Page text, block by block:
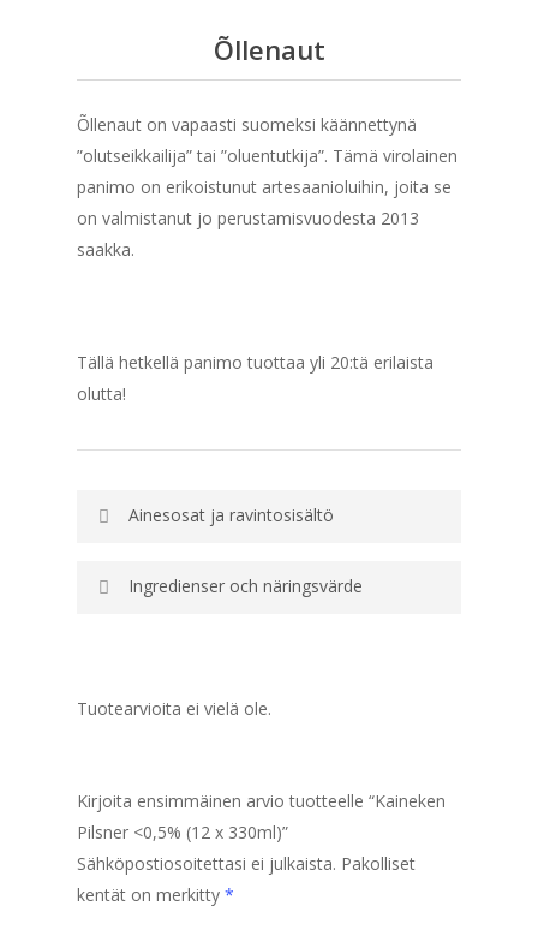
Õllenaut
Õllenaut on vapaasti suomeksi käännettynä
”olutseikkailija” tai ”oluentutkija”. Tämä virolainen
panimo on erikoistunut artesaanioluihin, joita se
on valmistanut jo perustamisvuodesta 2013
saakka.
Tällä hetkellä panimo tuottaa yli 20:tä erilaista
olutta!
Ainesosat ja ravintosisältö
Ingredienser och näringsvärde
Tuotearvioita ei vielä ole.
Kirjoita ensimmäinen arvio tuotteelle “Kaineken
Pilsner <0,5% (12 x 330ml)”
Sähköpostiosoitettasi ei julkaista. Pakolliset
kentät on merkitty *